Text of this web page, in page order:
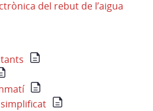
del rebut de l’aigua